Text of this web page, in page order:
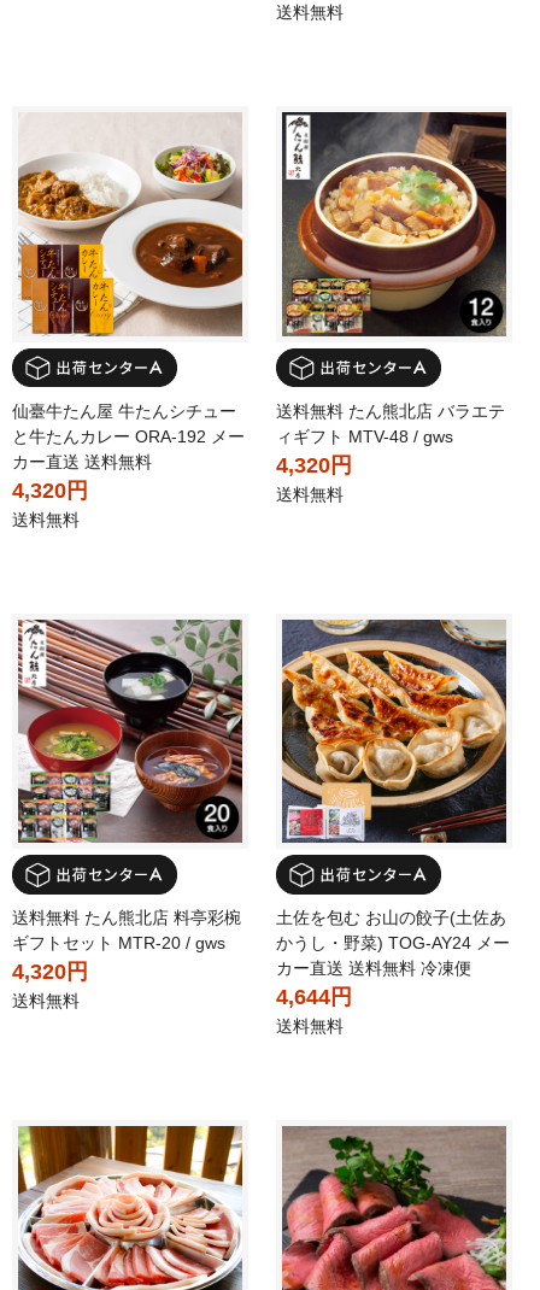
送料無料
仙臺牛たん屋 牛たんシチュー
と牛たんカレー ORA-192 メー
カー直送 送料無料
4,320円
送料無料
送料無料 たん熊北店 バラエテ
ィギフト MTV-48 / gws
4,320円
送料無料
送料無料 たん熊北店 料亭彩椀
ギフトセット MTR-20 / gws
4,320円
送料無料
土佐を包む お山の餃子(土佐あ
かうし・野菜) TOG-AY24 メー
カー直送 送料無料 冷凍便
4,644円
送料無料